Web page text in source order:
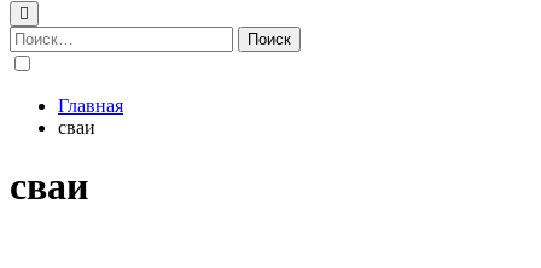
Найти:
Главная
сваи
сваи